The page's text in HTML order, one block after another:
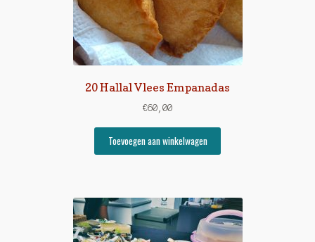
20 Hallal Vlees Empanadas
€60,00
Toevoegen aan winkelwagen